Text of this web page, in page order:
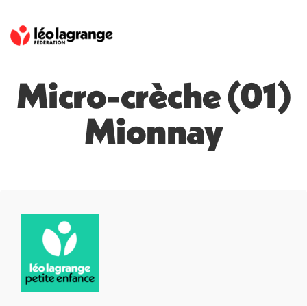
Micro-crèche (01)
Mionnay